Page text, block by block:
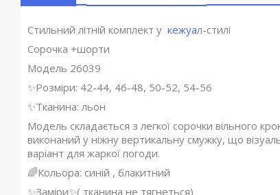
Стильний літній комплект у кежуал-стилі
Сорочка +шорти
Модель 26039
✨Розміри: 42-44, 46-48, 50-52, 54-56
✨Тканина: льон
Модель складається з легкої сорочки вільного
виконаний у ніжну вертикальну смужку, що
варіант для жаркої погоди.
🌈Кольора: синій , блакитний
✨Заміри✨( тканина не тягнеться)